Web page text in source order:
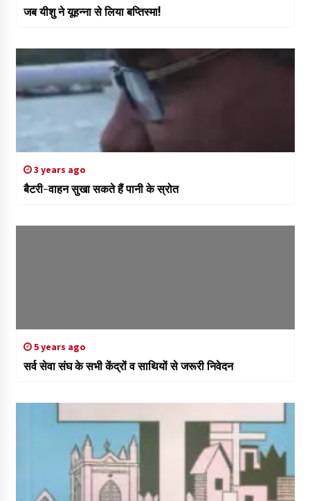
जब यीशु ने यूहन्ना से लिया बप्तिस्मा!
3 years ago
बैटरी-वाहन सुखा सकते हैं पानी के स्रोत
5 years ago
सर्व सेवा संघ के सभी केंद्रों व साथियों से जरूरी निवेदन